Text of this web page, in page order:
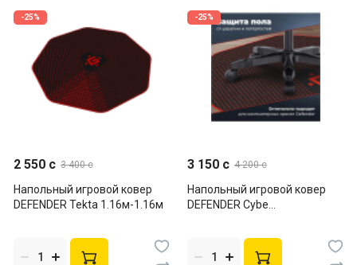
-25%
2 550 c 3 400 c
Напольный игровой ковер
DEFENDER Tekta 1.16м-1.16м
-25%
3 150 c 4 200 c
Напольный игровой ковер
DEFENDER Cybe